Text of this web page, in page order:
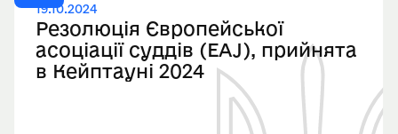
19.10.2024
Резолюція Європейської
асоціації суддів (EAJ), прийнята
в Кейптауні 2024